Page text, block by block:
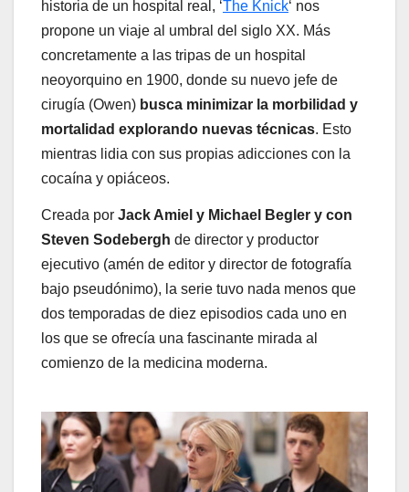
historia de un hospital real, ‘The Knick‘ nos
propone un viaje al umbral del siglo XX. Más
concretamente a las tripas de un hospital
neoyorquino en 1900, donde su nuevo jefe de
cirugía (Owen) busca minimizar la morbilidad y
mortalidad explorando nuevas técnicas. Esto
mientras lidia con sus propias adicciones con la
cocaína y opiáceos.
Creada por Jack Amiel y Michael Begler y con
Steven Sodebergh de director y productor
ejecutivo (amén de editor y director de fotografía
bajo pseudónimo), la serie tuvo nada menos que
dos temporadas de diez episodios cada uno en
los que se ofrecía una fascinante mirada al
comienzo de la medicina moderna.